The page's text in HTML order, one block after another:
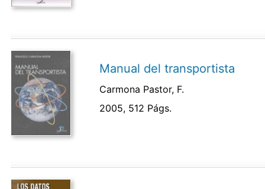
Manual del transportista
Carmona Pastor, F.
2005, 512 Págs.